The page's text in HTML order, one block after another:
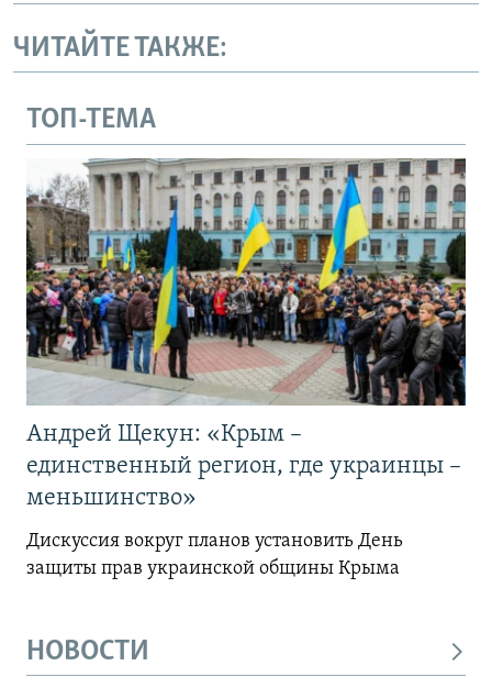
ЧИТАЙТЕ ТАКЖЕ:
ТОП-ТЕМА
Андрей Щекун: «Крым –
единственный регион, где украинцы –
меньшинство»
Дискуссия вокруг планов установить День
защиты прав украинской общины Крыма
НОВОСТИ